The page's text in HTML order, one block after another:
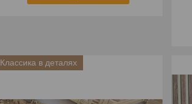
Классика в деталях